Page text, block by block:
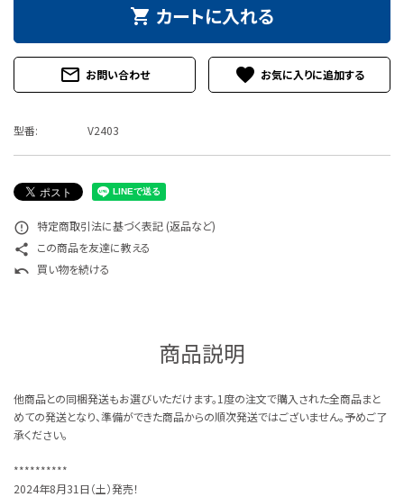
shopping_cart カートに入れる
mail_outline お問い合わせ favorite
型番: V2403
error_outline 特定商取引法に基づく表記 (返品など)
share この商品を友達に教える
undo 買い物を続ける
商品説明
他商品との同梱発送もお選びいただけます。1度の注文で購入された全商品まと
めての発送となり、準備ができた商品からの順次発送ではございません。予めご了
承ください。
**********
2024年8月31日（土）発売！